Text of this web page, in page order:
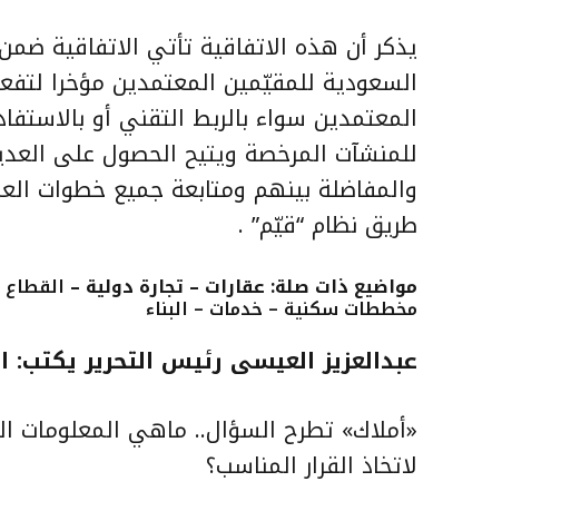
يذكر أن هذه الاتفاقية تأتي الاتفاقية
السعودية للمقيّمين المعتمدين مؤخرا
المعتمدين سواء بالربط التقني أو
للمنشآت المرخصة ويتيح الحصول على
والمفاضلة بينهم ومتابعة جميع خطوات
طريق نظام “قيّم” .
مواضيع ذات صلة: عقارات – تجارة دولية –
مخططات سكنية – خدمات – البناء
عبدالعزيز العيسى رئيس التحرير يكتب:
«أملاك» تطرح السؤال.. ماهي
لاتخاذ القرار المناسب؟